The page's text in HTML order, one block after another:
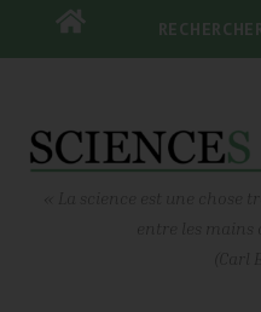
RECHERCHER
« La science est une chose
(Carl